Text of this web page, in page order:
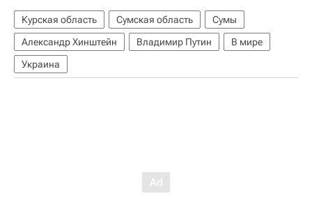
Курская область Сумская область
Сумы
Александр Хинштейн
Владимир Путин
В мире
Украина